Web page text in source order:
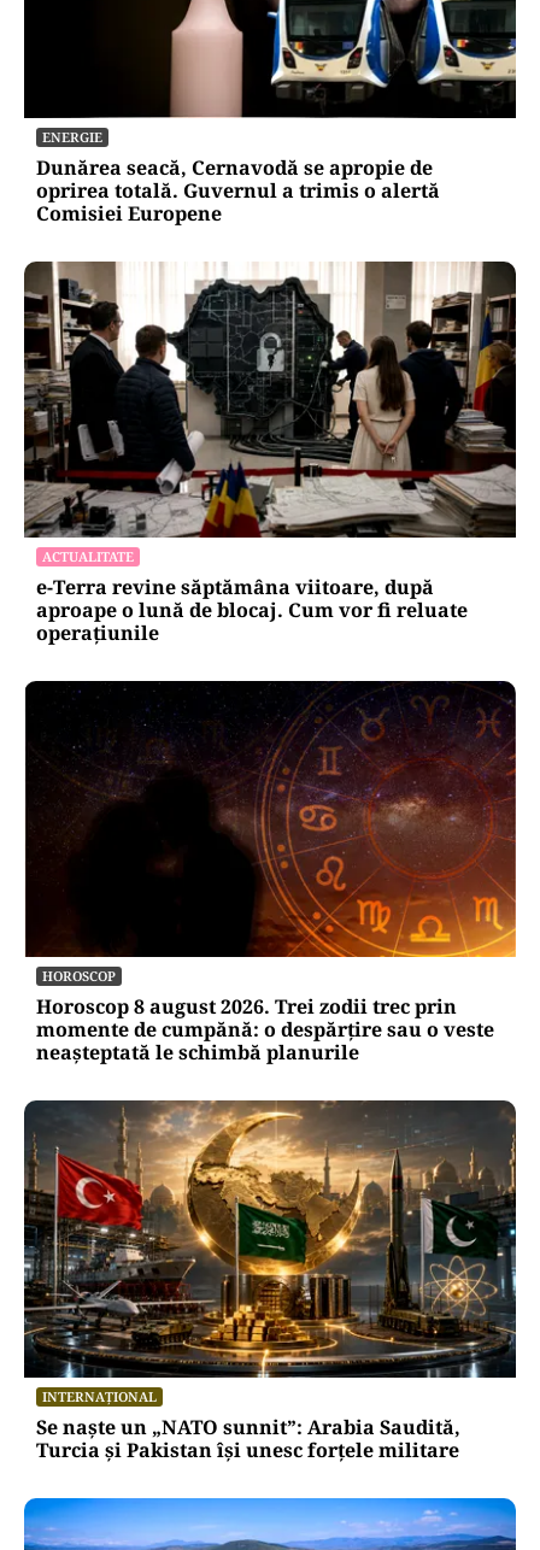
ENERGIE
Dunărea seacă, Cernavodă se apropie de
oprirea totală. Guvernul a trimis o alertă
Comisiei Europene
ACTUALITATE
e-Terra revine săptămâna viitoare, după
aproape o lună de blocaj. Cum vor fi reluate
operațiunile
HOROSCOP
Horoscop 8 august 2026. Trei zodii trec prin
momente de cumpănă: o despărțire sau o veste
neașteptată le schimbă planurile
INTERNAȚIONAL
Se naște un „NATO sunnit”: Arabia Saudită,
Turcia și Pakistan își unesc forțele militare